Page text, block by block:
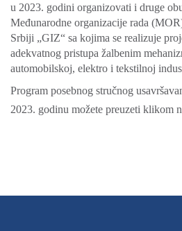
u 2023. godini organizovati i druge
Međunarodne organizacije rada
Srbiji „GIZ“ sa kojima se realizuje
adekvatnog pristupa žalbenim
automobilskoj, elektro i tekstilnoj
Program posebnog stručnog
2023. godinu možete preuzeti klikom